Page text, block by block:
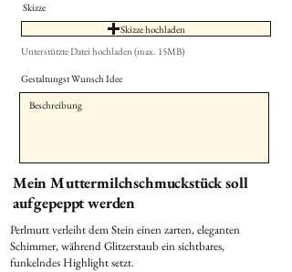
Skizze
Skizze hochladen
Unterstützte Datei hochladen (max. 15MB)
Gestaltungst Wunsch Idee
Mein Muttermilchschmuckstück soll
aufgepeppt werden
Perlmutt verleiht dem Stein einen zarten, eleganten
Schimmer, während Glitzerstaub ein sichtbares,
funkelndes Highlight setzt.